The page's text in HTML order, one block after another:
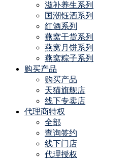
滋补养生系列
国潮钰酒系列
红酒系列
燕窝干货系列
燕窝月饼系列
燕窝粽子系列
购买产品
购买产品
天猫旗舰店
线下专卖店
代理商特权
全部
查询签约
线下门店
代理授权